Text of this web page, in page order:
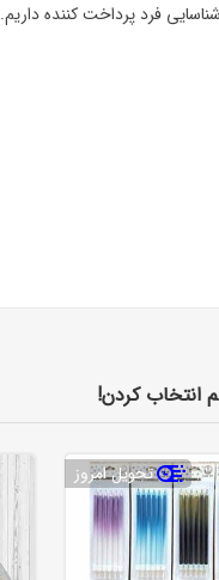
فرد پرداخت کننده داریم.
انتخاب کردن!
تحویل امروز